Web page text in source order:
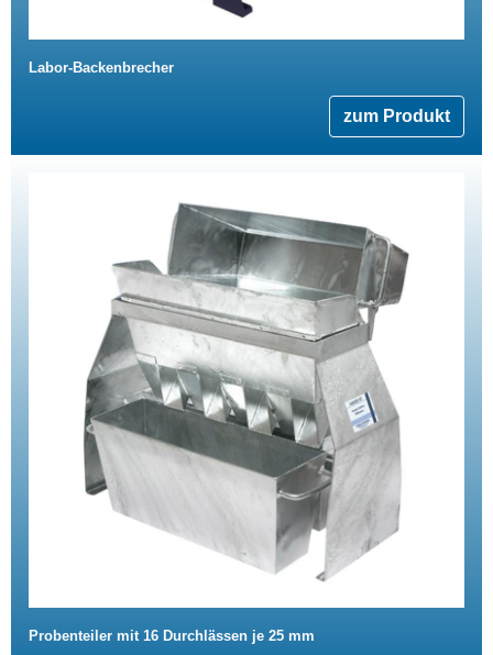
Labor-Backenbrecher
zum Produkt
Probenteiler mit 16 Durchlässen je 25 mm